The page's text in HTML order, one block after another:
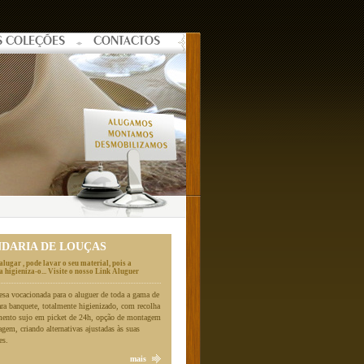
COLEÇÕES CONTACTOS
DE LOUÇAS
, pode lavar o seu material, pois a
higieniza-o... Visite o nosso Link Aluguer
vocacionada para o aluguer de toda a gama de
banquete, totalmente higienizado, com recolha
sujo em picket de 24h, opção de montagem
criando alternativas ajustadas às suas
mais